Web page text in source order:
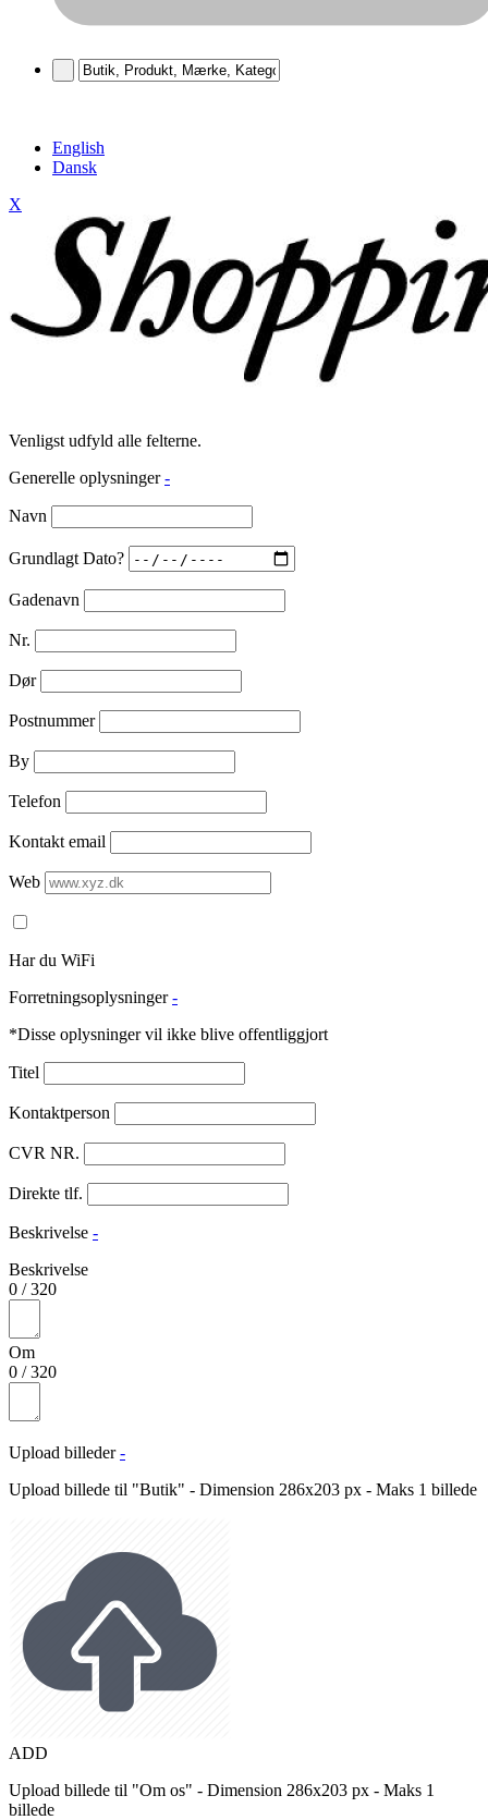
English
Dansk
X
Venligst udfyld alle felterne.
Generelle oplysninger -
Navn
Grundlagt Dato?
Gadenavn
Nr.
Dør
Postnummer
By
Telefon
Kontakt email
Web
Har du WiFi
Forretningsoplysninger -
*Disse oplysninger vil ikke blive offentliggjort
Titel
Kontaktperson
CVR NR.
Direkte tlf.
Beskrivelse -
Beskrivelse
0 /320
Om
0 /320
Upload billeder -
Upload billede til "Butik" - Dimension 286x203 px - Maks 1 billede
ADD
Upload billede til "Om os" - Dimension 286x203 px - Maks 1
billede